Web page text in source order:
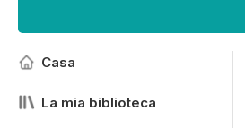
Casa
La mia biblioteca